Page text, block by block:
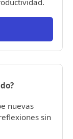
nuevas
sin